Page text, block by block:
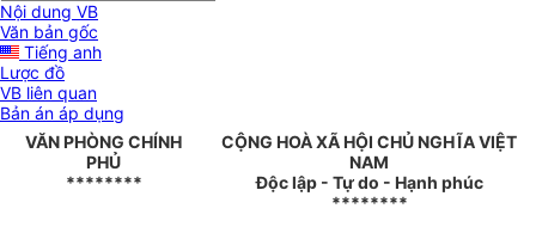
Nội dung VB
Văn bản gốc
Tiếng anh
Lược đồ
VB liên quan
Bản án áp dụng
VĂN PHÒNG CHÍNH
PHỦ
********
CỘNG HOÀ XÃ HỘI CHỦ NGHĨA VIỆT
NAM
Độc lập - Tự do - Hạnh phúc
********